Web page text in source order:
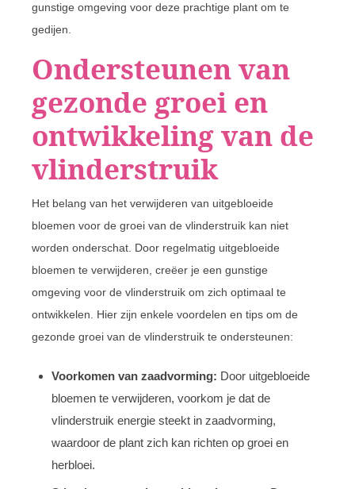
gunstige omgeving voor deze prachtige plant om te
gedijen.
Ondersteunen van
gezonde groei en
ontwikkeling van de
vlinderstruik
Het belang van het verwijderen van uitgebloeide
bloemen voor de groei van de vlinderstruik kan niet
worden onderschat. Door regelmatig uitgebloeide
bloemen te verwijderen, creëer je een gunstige
omgeving voor de vlinderstruik om zich optimaal te
ontwikkelen. Hier zijn enkele voordelen en tips om de
gezonde groei van de vlinderstruik te ondersteunen:
Voorkomen van zaadvorming: Door uitgebloeide
bloemen te verwijderen, voorkom je dat de
vlinderstruik energie steekt in zaadvorming,
waardoor de plant zich kan richten op groei en
herbloei.